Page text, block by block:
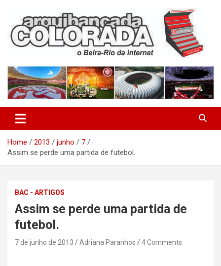
content
Arquibancada Colorada
Home 2013 junho
7
Assim se perde uma partida de futebol.
BAC - ARTIGOS
Assim se perde uma partida de
futebol.
7 de junho de 2013 Adriana Paranhos 4 Comments